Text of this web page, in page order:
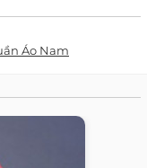
Áo Nam